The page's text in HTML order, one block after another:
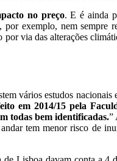
no preço. E é ainda
exemplo, nem
via das alterações
vários estudos
em 2014/15 pela
todas bem identificadas.”
tem menor risco de